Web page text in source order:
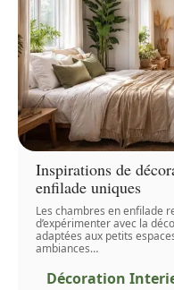
Inspirations de
enfilade uniques
Les chambres en enfilade
d’expérimenter avec la
adaptées aux petits
ambiances…
Décoration